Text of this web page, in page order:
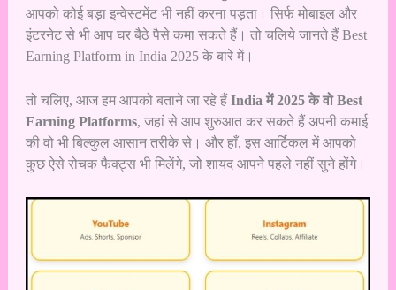
आपको कोई बड़ा इन्वेस्टमेंट भी नहीं करना पड़ता। सिर्फ मोबाइल और
इंटरनेट से भी आप घर बैठे पैसे कमा सकते हैं। तो चलिये जानते हैं Best
Earning Platform in India 2025 के बारे में।
तो चलिए, आज हम आपको बताने जा रहे हैं India में 2025 के वो Best
Earning Platforms, जहां से आप शुरुआत कर सकते हैं अपनी कमाई
की वो भी बिल्कुल आसान तरीके से। और हाँ, इस आर्टिकल में आपको
कुछ ऐसे रोचक फैक्ट्स भी मिलेंगे, जो शायद आपने पहले नहीं सुने होंगे।